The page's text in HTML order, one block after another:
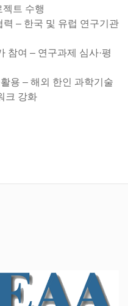
트 수행
– 한국 및 유럽 연구기관
참여 – 연구과제 심사·평
용 – 해외 한인 과학기술
크 강화